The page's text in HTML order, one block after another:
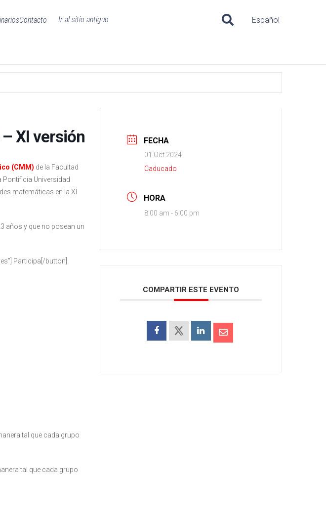
Contacto Ir al sitio antiguo Español
XI versión
(CMM) de la Facultad
Pontificia Universidad
matemáticas en la XI
años y que no posean un
Participa[/button]
tal que cada grupo
tal que cada grupo
FECHA
01 Oct 2024
Caducado
HORA
8:00 am - 6:00 pm
COMPARTIR ESTE EVENTO